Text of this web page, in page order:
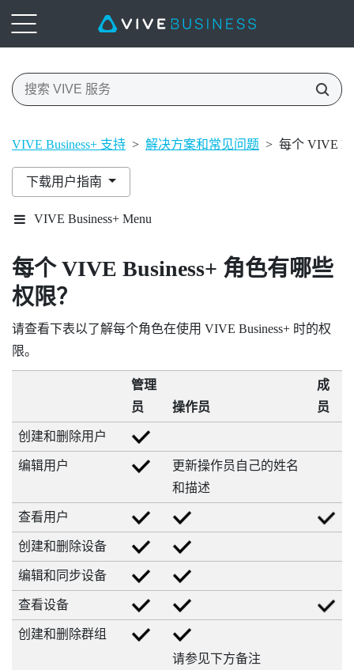
VIVE Business+ 支持 > 解决方案和常见问题 > 每个 VIVE
下载用户指南
VIVE Business+ Menu
每个VIVE Business+ 角色有哪些
权限？
请查看下表以了解每个角色在使用 VIVE Business+ 时的权
限。
管理
员
操作员
成
员
创建和删除用户
编辑用户
更新操作员自己的姓名
和描述
查看用户
创建和删除设备
编辑和同步设备
查看设备
创建和删除群组
请参见下方备注